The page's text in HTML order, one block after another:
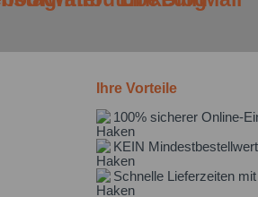
Ihre Vorteile
100% sicherer Online-
KEIN Mindestbestellwert
Schnelle Lieferzeiten mit